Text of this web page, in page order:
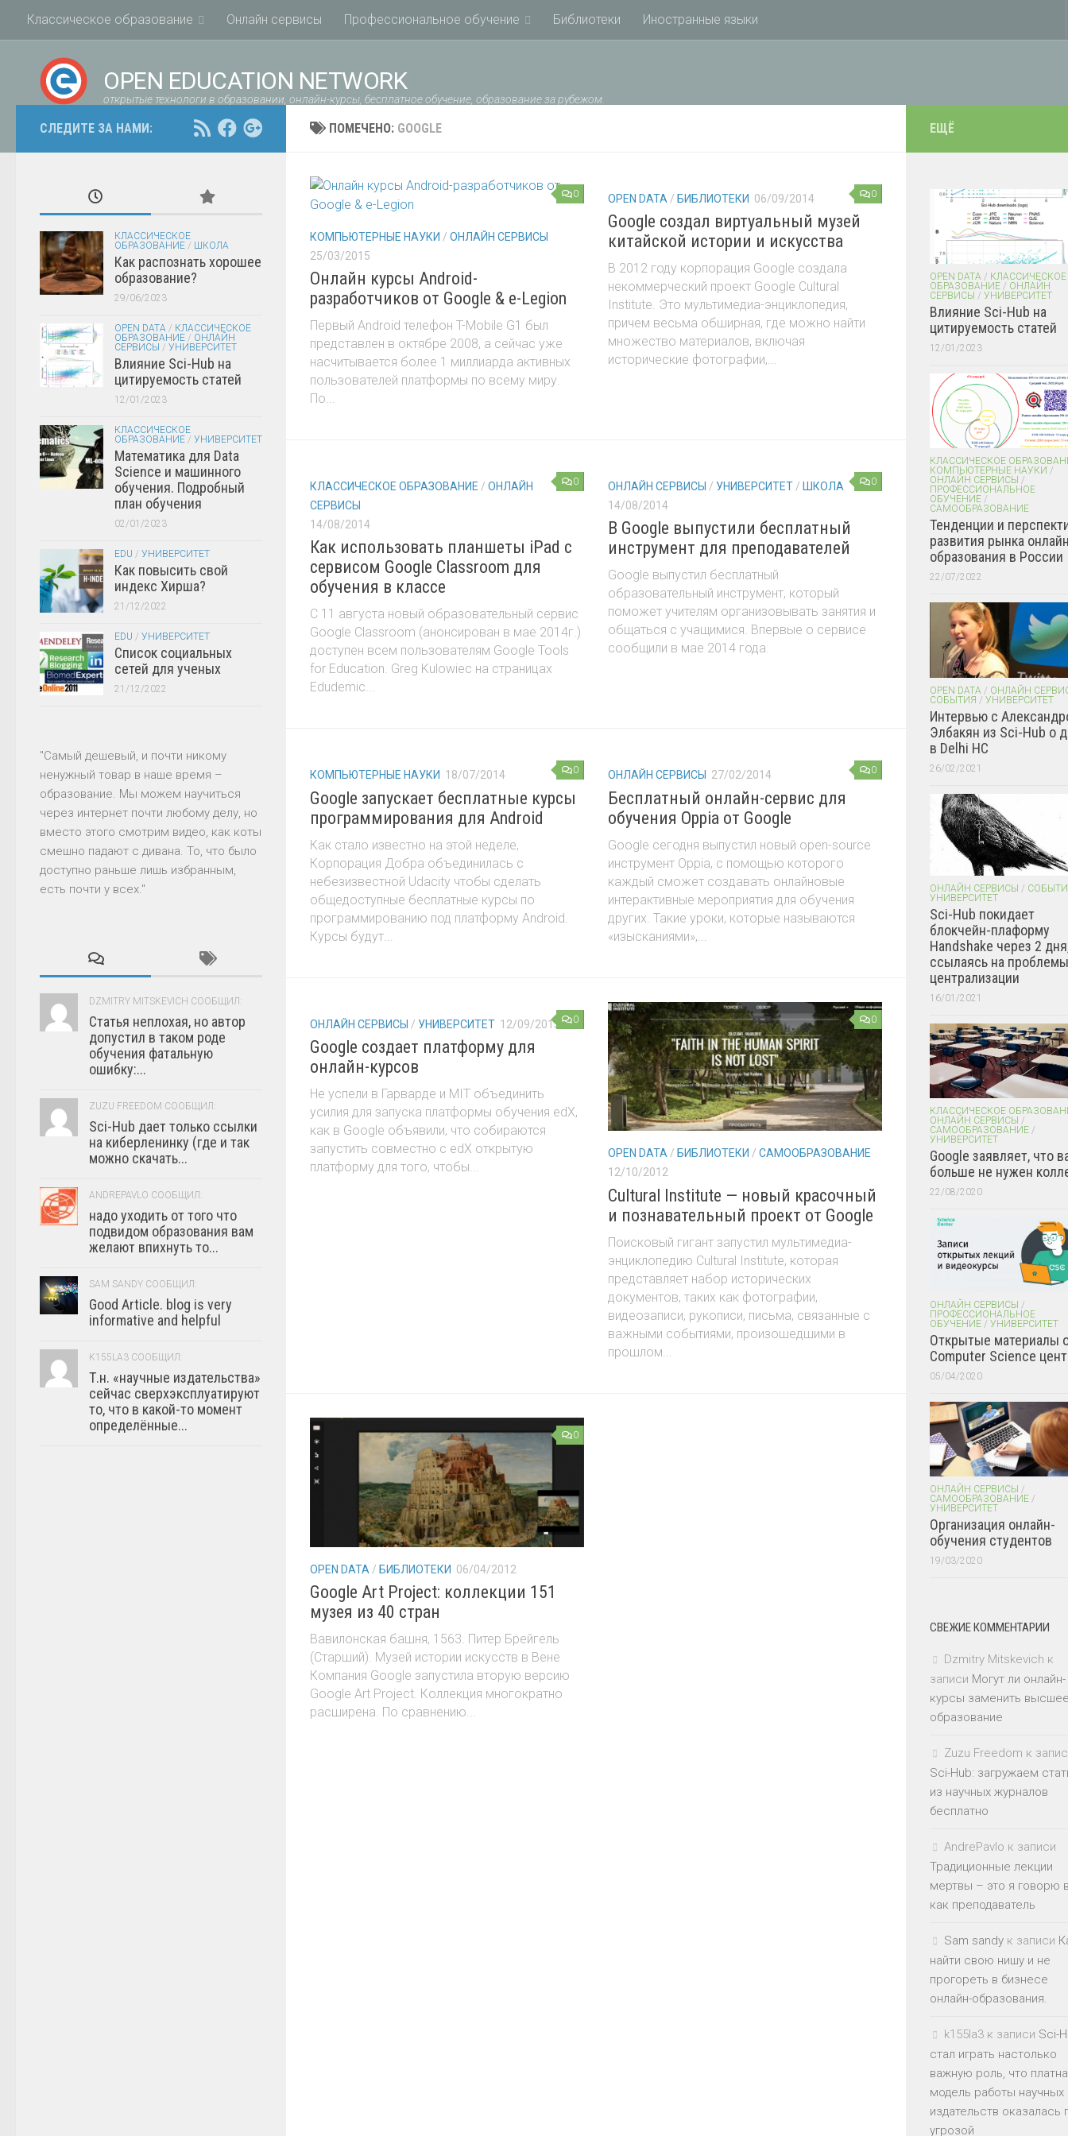
Классическое образование Онлайн сервисы Профессиональное обучение Библиотеки Иностранные языки
OPEN EDUCATION NETWORK
открытые технологи в образовании, онлайн-курсы, бесплатное обучение, образование за рубежом.
ПОМЕЧЕНО: GOOGLE
0
КОМПЬЮТЕРНЫЕ НАУКИ / ОНЛАЙН СЕРВИСЫ
25/03/2015
Онлайн курсы Android-
разработчиков от Google & e-Legion
Первый Android телефон T-Mobile G1 был
представлен в октябре 2008, а сейчас уже
насчитывается более 1 миллиарда активных
пользователей платформы по всему миру.
По...
0
OPEN DATA / БИБЛИОТЕКИ 06/09/2014
Google создал виртуальный музей
китайской истории и искусства
В 2012 году корпорация Google создала
некоммерческий проект Google Cultural
Institute. Это мультимедиа-энциклопедия,
причем весьма обширная, где можно найти
множество материалов, включая
исторические фотографии,...
0
КЛАССИЧЕСКОЕ ОБРАЗОВАНИЕ / ОНЛАЙН
СЕРВИСЫ
14/08/2014
Как использовать планшеты iPad с
сервисом Google Classroom для
обучения в классе
С 11 августа новый образовательный сервис
Google Classroom (анонсирован в мае 2014г.)
доступен всем пользователям Google Tools
for Education. Greg Kulowiec на страницах
Edudemic...
0
ОНЛАЙН СЕРВИСЫ / УНИВЕРСИТЕТ / ШКОЛА
14/08/2014
В Google выпустили бесплатный
инструмент для преподавателей
Google выпустил бесплатный
образовательный инструмент, который
поможет учителям организовывать занятия и
общаться с учащимися. Впервые о сервисе
сообщили в мае 2014 года.
0
КОМПЬЮТЕРНЫЕ НАУКИ 18/07/2014
Google запускает бесплатные курсы
программирования для Android
Как стало известно на этой неделе,
Корпорация Добра объединилась с
небезизвестной Udacity чтобы сделать
общедоступные бесплатные курсы по
программированию под платформу Android.
Курсы будут...
0
ОНЛАЙН СЕРВИСЫ 27/02/2014
Бесплатный онлайн-сервис для
обучения Oppia от Google
Google сегодня выпустил новый open-source
инструмент Oppia, с помощью которого
каждый сможет создавать онлайновые
интерактивные мероприятия для обучения
других. Такие уроки, которые называются
«изысканиями»,...
0
ОНЛАЙН СЕРВИСЫ / УНИВЕРСИТЕТ 12/09/2013
Google создает платформу для
онлайн-курсов
Не успели в Гарварде и MIT объединить
усилия для запуска платформы обучения edX,
как в Google объявили, что собираются
запустить совместно с edX открытую
платформу для того, чтобы...
0
OPEN DATA/ БИБЛИОТЕКИ / САМООБРАЗОВАНИЕ
12/10/2012
Cultural Institute — новый красочный
и познавательный проект от Google
Поисковый гигант запустил мультимедиа-
энциклопедию Cultural Institute, которая
представляет набор исторических
документов, таких как фотографии,
видеозаписи, рукописи, письма, связанные с
важными событиями, произошедшими в
прошлом...
0
OPEN DATA / БИБЛИОТЕКИ 06/04/2012
Google Art Project: коллекции 151
музея из 40 стран
Вавилонская башня, 1563. Питер Брейгель
(Старший). Музей истории искусств в Вене
Компания Google запустила вторую версию
Google Art Project. Коллекция многократно
расширена. По сравнению...
СЛЕДИТЕ ЗА НАМИ:
КЛАССИЧЕСКОЕ
ОБРАЗОВАНИЕ / ШКОЛА
Как распознать хорошее
образование?
29/06/2023
OPEN DATA / КЛАССИЧЕСКОЕ
ОБРАЗОВАНИЕ / ОНЛАЙН
СЕРВИСЫ / УНИВЕРСИТЕТ
Влияние Sci-Hub на
цитируемость статей
12/01/2023
КЛАССИЧЕСКОЕ
ОБРАЗОВАНИЕ / УНИВЕРСИТЕТ
Математика для Data
Science и машинного
обучения. Подробный
план обучения
02/01/2023
EDU / УНИВЕРСИТЕТ
Как повысить свой
индекс Хирша?
21/12/2022
EDU / УНИВЕРСИТЕТ
Список социальных
сетей для ученых
21/12/2022
"Самый дешевый, и почти никому
ненужный товар в наше время –
образование. Мы можем научиться
через интернет почти любому делу, но
вместо этого смотрим видео, как коты
смешно падают с дивана. То, что было
доступно раньше лишь избранным,
есть почти у всех."
DZMITRY MITSKEVICH СООБЩИЛ:
Статья неплохая, но автор
допустил в таком роде
обучения фатальную
ошибку:...
ZUZU FREEDOM СООБЩИЛ:
Sci-Hub дает только ссылки
на киберленинку (где и так
можно скачать...
ANDREPAVLO СООБЩИЛ:
надо уходить от того что
подвидом образования вам
желают впихнуть то...
SAM SANDY СООБЩИЛ:
Good Article. blog is very
informative and helpful
K155LA3 СООБЩИЛ:
Т.н. «научные издательства»
сейчас сверхэксплуатируют
то, что в какой-то момент
определённые...
ЕЩЁ
OPEN DATA / КЛАССИЧЕСКОЕ
ОБРАЗОВАНИЕ / ОНЛАЙН
СЕРВИСЫ / УНИВЕРСИТЕТ
Влияние Sci-Hub на
цитируемость статей
12/01/2023
КЛАССИЧЕСКОЕ
КОМПЬЮТЕРНЫЕ НАУКИ /
ОНЛАЙН СЕРВИСЫ /
ПРОФЕССИОНАЛЬНОЕ
ОБУЧЕНИЕ /
САМООБРАЗОВАНИЕ
Тенденции и
развития рынка
образования в России
22/07/2022
OPEN DATA / ОНЛАЙН
СОБЫТИЯ / УНИВЕРСИТЕТ
Интервью с
Элбакян из Sci-Hub о
в Delhi HC
26/02/2021
ОНЛАЙН СЕРВИСЫ /
УНИВЕРСИТЕТ
Sci-Hub покидает
блокчейн-плаформу
Handshake через 2
ссылаясь на проблемы
централизации
16/01/2021
КЛАССИЧЕСКОЕ
ОНЛАЙН СЕРВИСЫ /
САМООБРАЗОВАНИЕ /
УНИВЕРСИТЕТ
Google заявляет, что
больше не нужен
22/08/2020
ОНЛАЙН СЕРВИСЫ /
ПРОФЕССИОНАЛЬНОЕ
ОБУЧЕНИЕ / УНИВЕРСИТЕТ
Открытые материалы
Computer Science
05/04/2020
ОНЛАЙН СЕРВИСЫ /
САМООБРАЗОВАНИЕ /
УНИВЕРСИТЕТ
Организация онлайн-
обучения студентов
19/03/2020
СВЕЖИЕ КОММЕНТАРИИ
Dzmitry Mitskevich к
записи Могут ли онлайн-
курсы заменить
образование
Zuzu Freedom к
Sci-Hub: загружаем
из научных журналов
бесплатно
AndrePavlo к записи
Традиционные лекции
мертвы – это я говорю
как преподаватель
Sam sandy к записи
найти свою нишу и не
прогореть в бизнесе
онлайн-образования.
k155la3 к записи Sci-
стал играть настолько
важную роль, что
модель работы научных
издательств оказалась
угрозой